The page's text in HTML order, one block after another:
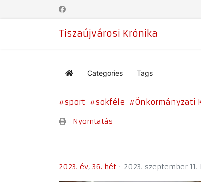
Tiszaújvárosi Krónika
Home Categories Tags
sport sokféle Önkormányzati
Nyomtatás
2023. év 36. hét 2023. szeptember